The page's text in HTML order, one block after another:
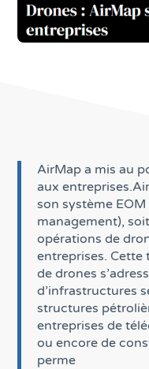
AirMap a mis au
aux
son système
management),
opérations de
entreprises. Cette
de drones
d’infrastructures
structures
entreprises de
ou encore de
perme